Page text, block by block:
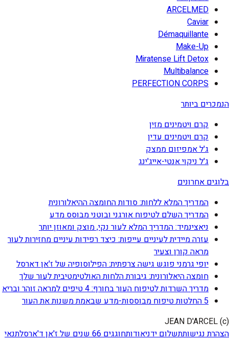
ARCELMED
Caviar
Démaquillante
Make-Up
Miratense Lift Detox
Multibalance
PERFECTION CORPS
הנמכרים ביותר
קרם ויטמינים מזין
קרם ויטמינים עדין
ג'ל אמפיזום ממצק
ג'ל ניקוי אנטי-אייג'ינג
בלוגים אחרונים
המדריך המלא ללחות: סודות החומצה ההיאלורונית
המדריך השלם לטיפוח אורגני ובוטני מבוסס מדע
ניאצינמיד: המדריך המלא לעור נקי, מוצק ומאוזן יותר
עזרה מיידית לעיניים עייפות: כיצד רפידות עיניים מחזירות לעור
מראה קורן וצעיר
יופי גרמני פוגש גישה צרפתית: הפילוסופיה של ז'אן דארסל
חומצה היאלורונית: גיבורת הלחות האולטימטיבית לעור שלך
מדריך השרדות לטיפוח העור בחורף: 4 טיפים למראה זוהר ובריא
5 החלטות טיפוח מבוססות-מדע שבאמת משנות את העור
(c) JEAN D'ARCEL
הצהרת נגישותתשלום ידניאודותחוגגים 66 שנים של ז'אן ד'ארסל
תנאי